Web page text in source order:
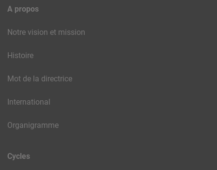
A propos
Notre vision et mission
Histoire
Mot de la directrice
International
Organigramme
Cycles